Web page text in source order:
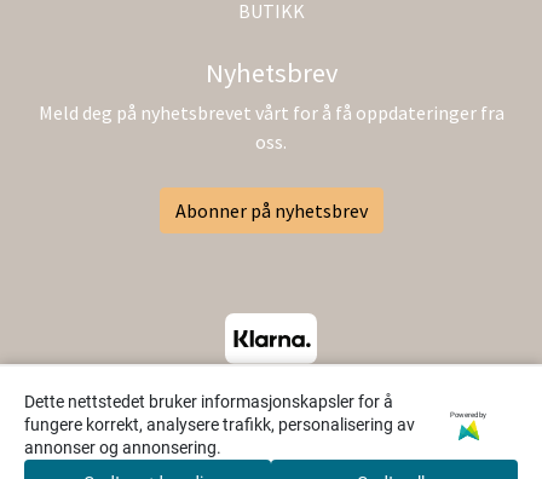
BUTIKK
Nyhetsbrev
Meld deg på nyhetsbrevet vårt for å få oppdateringer fra
oss.
Abonner på nyhetsbrev
Dette nettstedet bruker informasjonskapsler for å
fungere korrekt, analysere trafikk, personalisering av
annonser og annonsering.
Powered by